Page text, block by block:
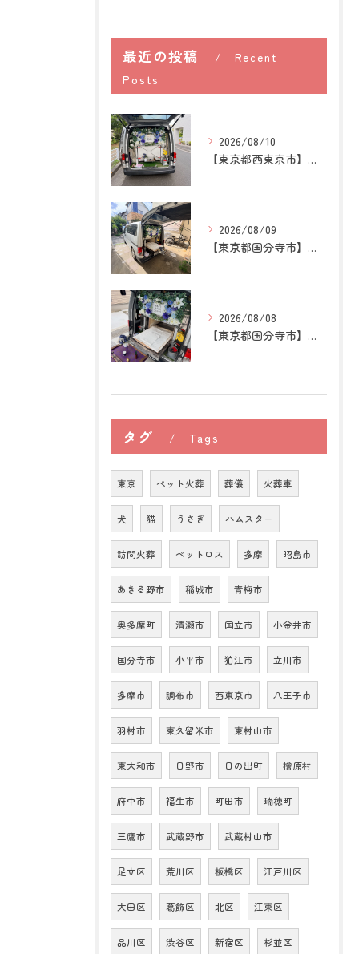
最近の投稿
Recent
Posts
2026/08/10
【東京都西東京市】猫の訪問ペット火葬｜ごはんを用意する時間に...
2026/08/09
【東京都国分寺市】猫の訪問ペット火葬｜煙や遺骨への不安を残さ...
2026/08/08
【東京都国分寺市】うさぎの訪問ペット火葬｜牧草を替える時間が...
タグ Tags
東京 ペット火葬 葬儀 火葬車
犬 猫 うさぎ ハムスター
訪問火葬 ペットロス 多摩 昭島市
あきる野市 稲城市 青梅市
奥多摩町 清瀬市 国立市 小金井市
国分寺市 小平市 狛江市 立川市
多摩市 調布市 西東京市 八王子市
羽村市 東久留米市 東村山市
東大和市 日野市 日の出町 檜原村
府中市 福生市 町田市 瑞穂町
三鷹市 武蔵野市 武蔵村山市
足立区 荒川区 板橋区 江戸川区
大田区 葛飾区 北区 江東区
品川区 渋谷区 新宿区 杉並区